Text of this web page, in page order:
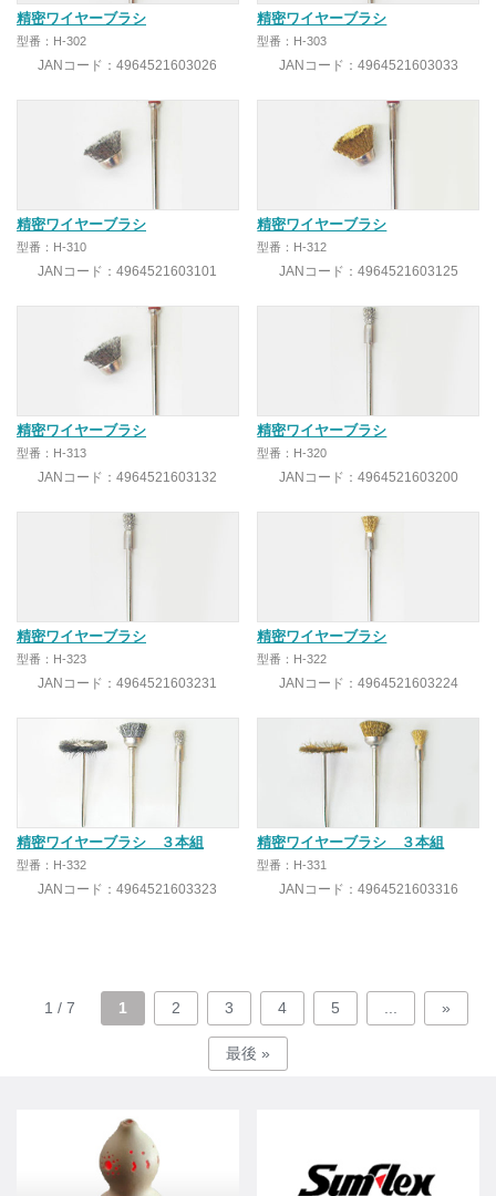
精密ワイヤーブラシ
型番：H-302
JANコード：4964521603026
精密ワイヤーブラシ
型番：H-303
JANコード：4964521603033
精密ワイヤーブラシ
型番：H-310
JANコード：4964521603101
精密ワイヤーブラシ
型番：H-312
JANコード：4964521603125
精密ワイヤーブラシ
型番：H-313
JANコード：4964521603132
精密ワイヤーブラシ
型番：H-320
JANコード：4964521603200
精密ワイヤーブラシ
型番：H-323
JANコード：4964521603231
精密ワイヤーブラシ
型番：H-322
JANコード：4964521603224
精密ワイヤーブラシ ３本組
型番：H-332
JANコード：4964521603323
精密ワイヤーブラシ ３本組
型番：H-331
JANコード：4964521603316
1 / 7 1 2 3 4 5 »
最後 »